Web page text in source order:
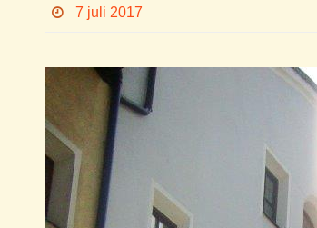
7 juli 2017